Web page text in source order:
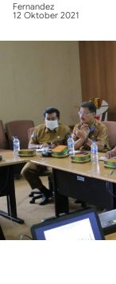
Fernandez
12 Oktober 2021